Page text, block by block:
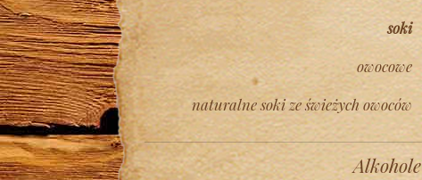
soki
owocowe
naturalne soki ze świeżych owoców
Alkohole